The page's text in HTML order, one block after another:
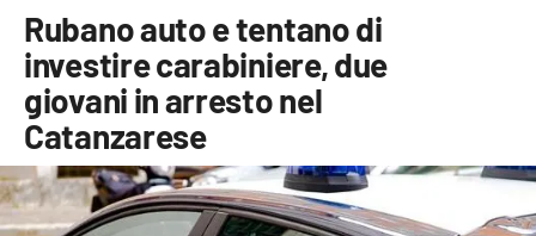
SEZIONI
Cronaca
Politica
Attualità
Rubano auto e tentano di
investire carabiniere, due
giovani in arresto nel
Catanzarese